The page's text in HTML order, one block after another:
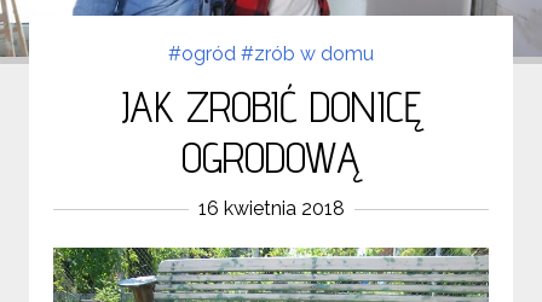
#ogród #zrób w domu
JAK ZROBIĆ DONICĘ
OGRODOWĄ
16 kwietnia 2018